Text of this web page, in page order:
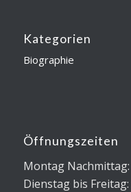
Kategorien
Biographie
Öffnungszeiten
Montag
Dienstag bis Freitag: